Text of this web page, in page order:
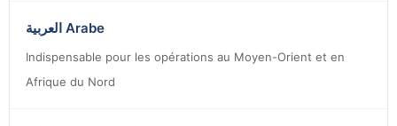
العربية Arabe
Indispensable pour les opérations au Moyen-Orient et en
Afrique du Nord